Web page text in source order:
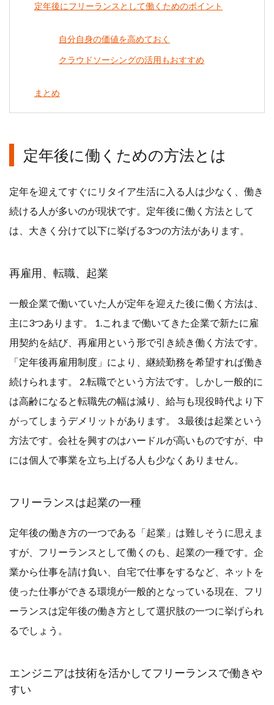
定年後にフリーランスとして働くためのポイント
自分自身の価値を高めておく
クラウドソーシングの活用もおすすめ
まとめ
定年後に働くための方法とは
定年を迎えてすぐにリタイア生活に入る人は少なく、働き
続ける人が多いのが現状です。定年後に働く方法として
は、大きく分けて以下に挙げる3つの方法があります。
再雇用、転職、起業
一般企業で働いていた人が定年を迎えた後に働く方法は、
主に3つあります。 1.これまで働いてきた企業で新たに雇
用契約を結び、再雇用という形で引き続き働く方法です。
「定年後再雇用制度」により、継続勤務を希望すれば働き
続けられます。 2.転職でという方法です。しかし一般的に
は高齢になると転職先の幅は減り、給与も現役時代より下
がってしまうデメリットがあります。 3.最後は起業という
方法です。会社を興すのはハードルが高いものですが、中
には個人で事業を立ち上げる人も少なくありません。
フリーランスは起業の一種
定年後の働き方の一つである「起業」は難しそうに思えま
すが、フリーランスとして働くのも、起業の一種です。企
業から仕事を請け負い、自宅で仕事をするなど、ネットを
使った仕事ができる環境が一般的となっている現在、フリ
ーランスは定年後の働き方として選択肢の一つに挙げられ
るでしょう。
エンジニアは技術を活かしてフリーランスで働きや
すい